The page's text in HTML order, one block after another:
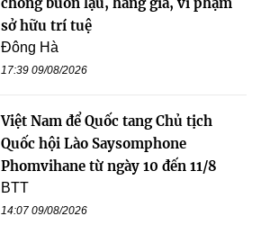
sở hữu trí tuệ
Đông Hà
17:39 09/08/2026
Việt Nam để Quốc tang Chủ tịch
Quốc hội Lào Saysomphone
Phomvihane từ ngày 10 đến 11/8
BTT
14:07 09/08/2026